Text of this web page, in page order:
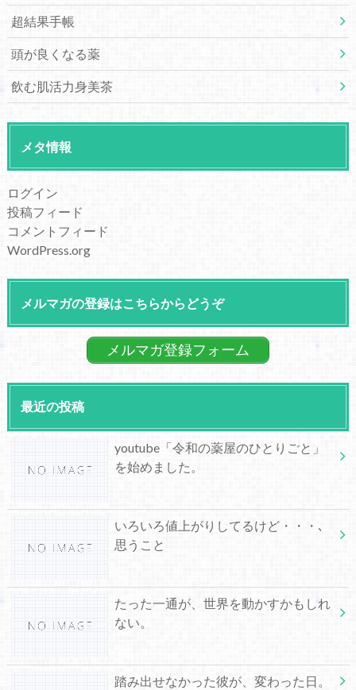
超結果手帳
頭が良くなる薬
飲む肌活力身美茶
メタ情報
ログイン
投稿フィード
コメントフィード
WordPress.org
メルマガの登録はこちらからどうぞ
メルマガ登録フォーム
最近の投稿
youtube「令和の薬屋のひとりごと」
を始めました。
いろいろ値上がりしてるけど・・・､
思うこと
たった一通が、世界を動かすかもしれ
ない。
踏み出せなかった彼が、変わった日。